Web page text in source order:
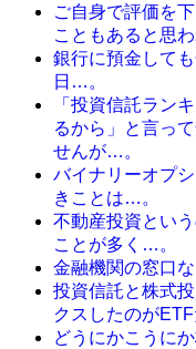
ご自身で評価を
こともあると思
銀行に預金して
日…。
「投資信託ラン
るから」と言っ
せんが…。
バイナリーオプ
きことは…。
不動産投資とい
ことが多く…。
金融機関の窓口
投資信託と株式
クスしたのが
どうにかこうに